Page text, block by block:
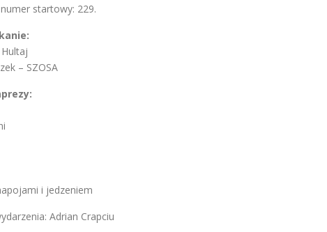
startowy: 229.
– SZOSA
i jedzeniem
Adrian Crapciu